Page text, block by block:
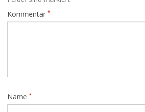
Kommentar *
Name *